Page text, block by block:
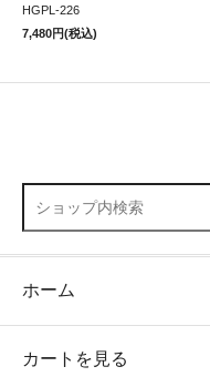
HGPL-226
7,480円(税込)
ホーム
カートを見る